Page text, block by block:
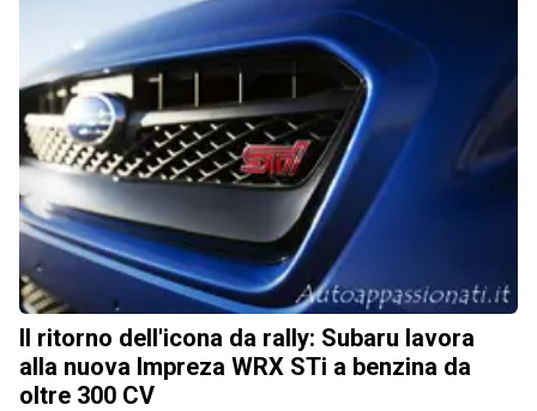
Il ritorno dell'icona da rally: Subaru lavora
alla nuova Impreza WRX STi a benzina da
oltre 300 CV